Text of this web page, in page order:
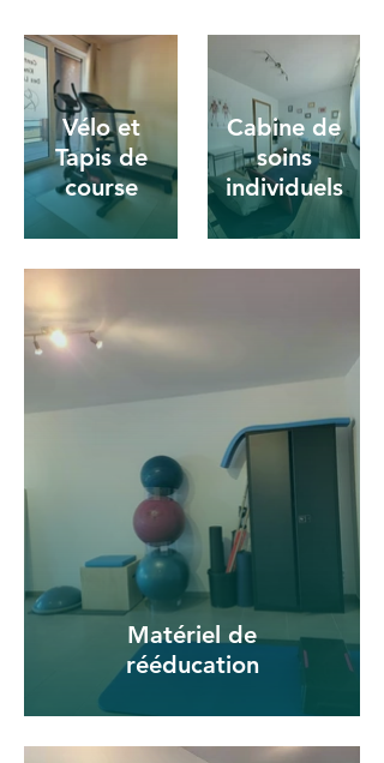
Vélo et
Tapis de
course
Cabine de
soins
individuels
Matériel de
rééducation